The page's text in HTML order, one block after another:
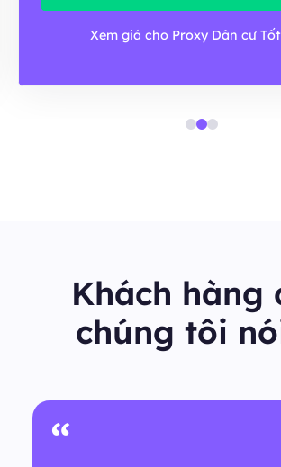
Xem giá cho Proxy Dân cư
Khách hàng
chúng tôi
“